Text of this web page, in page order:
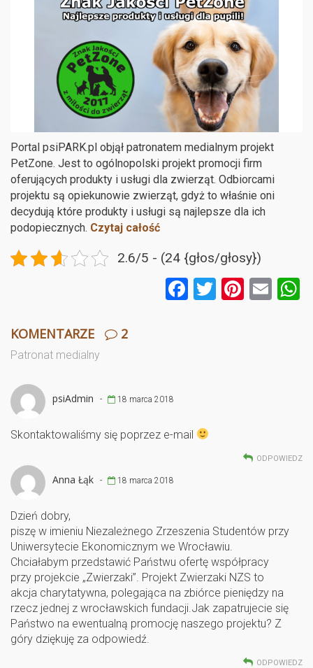
Portal psiPARK.pl objął patronatem medialnym projekt
PetZone. Jest to ogólnopolski projekt promocji firm
oferujących produkty i usługi dla zwierząt. Odbiorcami
projektu są opiekunowie zwierząt, gdyż to właśnie oni
decydują które produkty i usługi są najlepsze dla ich
podopiecznych. Czytaj całość
2.6/5 - (24 {głos/głosy})
F
k
T Pi E
KOMENTARZE 2
Patronat medialny
psiAdmin - 18 marca 2018
Skontaktowaliśmy się poprzez e-mail
ODPOWIEDZ
Anna Łąk - 18 marca 2018
Dzień dobry,
piszę w imieniu Niezależnego Zrzeszenia Studentów przy
Uniwersytecie Ekonomicznym we Wrocławiu.
Chciałabym przedstawić Państwu ofertę współpracy
przy projekcie „Zwierzaki”. Projekt Zwierzaki NZS to
akcja charytatywna, polegająca na zbiórce pieniędzy na
rzecz jednej z wrocławskich fundacji.Jak zapatrujecie się
Państwo na ewentualną promocję naszego projektu? Z
góry dziękuję za odpowiedź.
ODPOWIEDZ